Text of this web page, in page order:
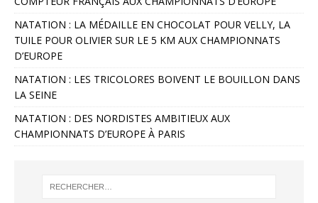
NATATION : LA MÉDAILLE EN CHOCOLAT POUR VELLY, LA
TUILE POUR OLIVIER SUR LE 5 KM AUX CHAMPIONNATS
D’EUROPE
NATATION : LES TRICOLORES BOIVENT LE BOUILLON DANS
LA SEINE
NATATION : DES NORDISTES AMBITIEUX AUX
CHAMPIONNATS D’EUROPE À PARIS